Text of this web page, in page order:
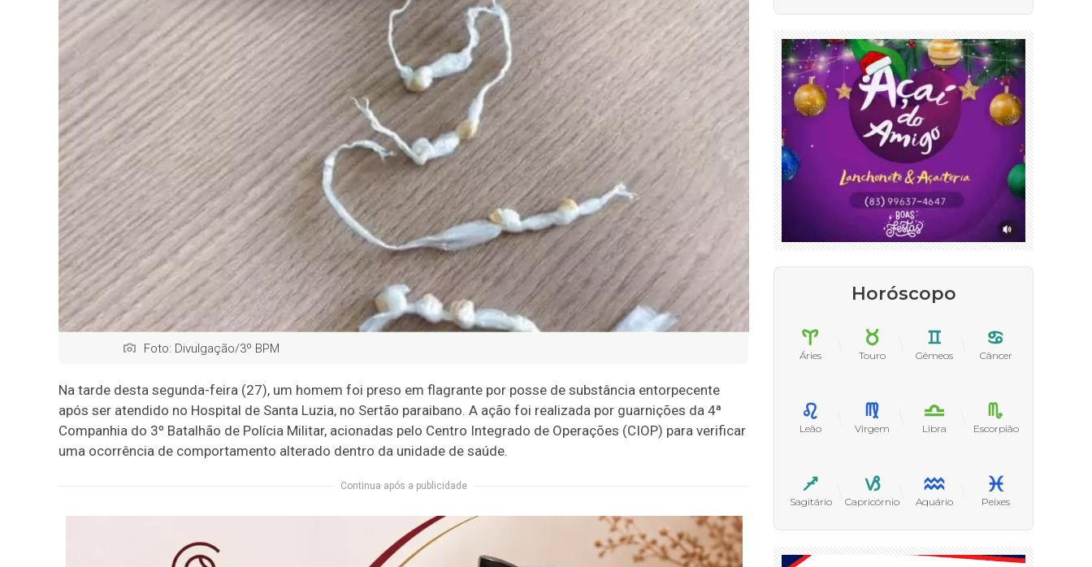
Foto: Divulgação/3º BPM
Na tarde desta segunda-feira (27), um homem foi preso em flagrante por posse de substância entorpecente
após ser atendido no Hospital de Santa Luzia, no Sertão paraibano. A ação foi realizada por guarnições da 4ª
Companhia do 3º Batalhão de Polícia Militar, acionadas pelo Centro Integrado de Operações (CIOP) para verificar
uma ocorrência de comportamento alterado dentro da unidade de saúde.
Continua após a publicidade
Horóscopo
Áries Touro Gêmeos Câncer
Leão Virgem Libra Escorpião
Sagitário Capricórnio Aquário Peixes